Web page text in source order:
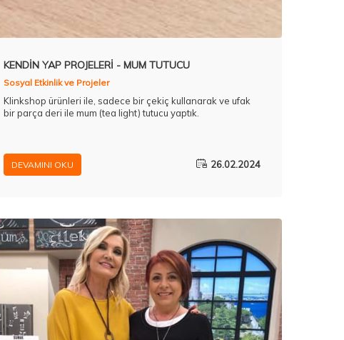
KENDİN YAP PROJELERİ - MUM TUTUCU
Sosyal Etkinlik ve Projeler
Klinkshop ürünleri ile, sadece bir çekiç kullanarak ve ufak
bir parça deri ile mum (tea light) tutucu yaptık.
DEVAMINI OKU 26.02.2024